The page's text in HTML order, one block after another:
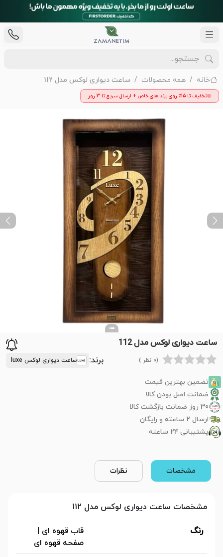
خانه همه محصولات ساعت دیواری لوکس مدل 112
تخفیف تا 15٪ روی برند های خاص + ارسال سریع تا 3 روز
Previous
ساعت دیواری لوکس مدل 112
(0 نظر ) برند: ساعت دیواری لوکس luxe
تضمین بهترین قیمت
ضمانت اصل بودن کالا
30 روز ضمانت بازگشت کالا
ارسال 2 ساعته و رایگان
پشتیبانی 24 ساعته
مشخصات نظرات
مشخصات ساعت دیواری لوکس مدل 112
رنگ
قاب قهوه ای |
صفحه قهوه ای